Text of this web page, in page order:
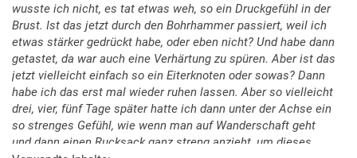
wusste ich nicht, es tat etwas weh, so ein Druckgefühl in der
Brust. Ist das jetzt durch den Bohrhammer passiert, weil ich
etwas stärker gedrückt habe, oder eben nicht? Und habe dann
getastet, da war auch eine Verhärtung zu spüren. Aber ist das
jetzt vielleicht einfach so ein Eiterknoten oder sowas? Dann
habe ich das erst mal wieder ruhen lassen. Aber so vielleicht
drei, vier, fünf Tage später hatte ich dann unter der Achse ein
so strenges Gefühl, wie wenn man auf Wanderschaft geht
und dann einen Rucksack ganz streng anzieht, um dieses